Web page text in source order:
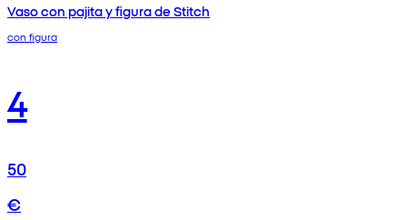
Vaso con pajita y figura de Stitch
con figura
4
50
€